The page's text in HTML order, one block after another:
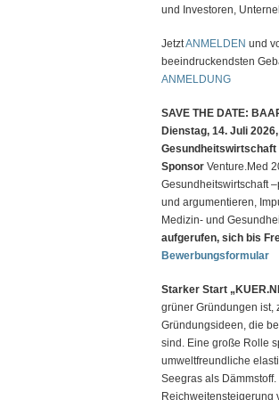
und Investoren,
JetztANMELDENund
beeindruckendsten
ANMELDUNG
SAVE THE DATE:
Dienstag, 14. Juli
Gesundheitswirtschaft
Sponsor Venture.Med
Gesundheitswirtschaft
und argumentieren,
Medizin- und
aufgerufen, sich bis
Bewerbungsformular
Starker Start
grüner Gründungen ist,
Gründungsideen, die
sind. Eine große Rolle
umweltfreundliche
Seegras als
Reichweitensteigerung